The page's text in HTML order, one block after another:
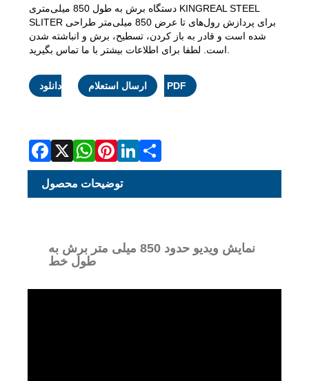
دستگاه برش به طول 850 میلی‌متری KINGREAL STEEL
SLITER برای پردازش رول‌های تا عرض 850 میلی‌متر طراحی
شده است و قادر به باز کردن، تسطیح، برش و انباشته شدن
ارسال استعلام دانلود PDF
توضیحات محصول
نمایش ویدیو حدود 850 میلی متر برش به
طول خط